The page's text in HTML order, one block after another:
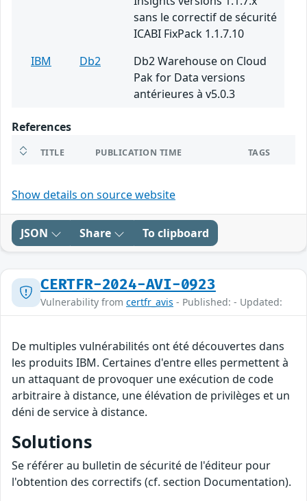
sans le correctif de sécurité
ICABI FixPack 1.1.7.10
IBM
Db2
Db2 Warehouse on Cloud
Pak for Data versions
antérieures à v5.0.3
References
TITLE PUBLICATION TIME TAGS
Show details on source website
JSON Share To clipboard
CERTFR-2024-AVI-0923
Vulnerability from certfr_avis - Published: - Updated:
De multiples vulnérabilités ont été découvertes dans
les produits IBM. Certaines d'entre elles permettent à
un attaquant de provoquer une exécution de code
arbitraire à distance, une élévation de privilèges et un
déni de service à distance.
Solutions
Se référer au bulletin de sécurité de l'éditeur pour
l'obtention des correctifs (cf. section Documentation).